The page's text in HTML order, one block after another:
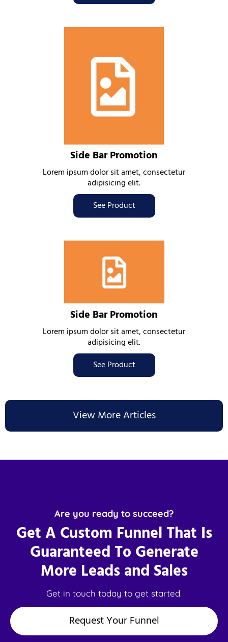
Side Bar Promotion
Lorem ipsum dolor sit amet, consectetur
adipisicing elit.
See Product
Side Bar Promotion
Lorem ipsum dolor sit amet, consectetur
adipisicing elit.
See Product
View More Articles
Are you ready to succeed?
Get A Custom Funnel That Is
Guaranteed To Generate
More Leads and Sales
Get in touch today to get started.
Request Your Funnel